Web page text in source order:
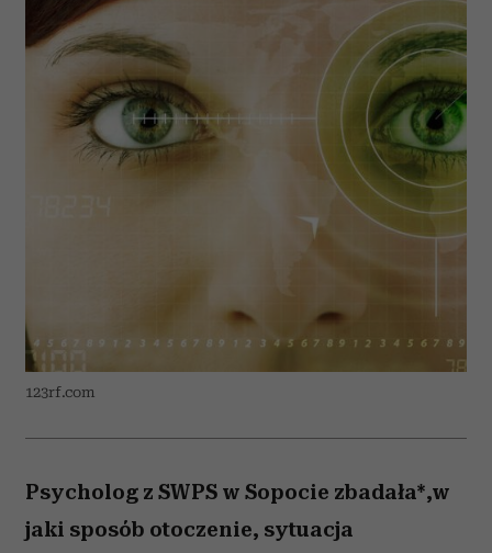
123rf.com
Psycholog z SWPS w Sopocie zbadała*,w
jaki sposób otoczenie, sytuacja